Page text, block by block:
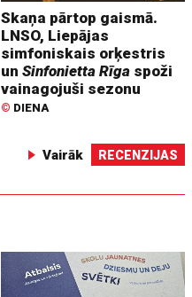
Skaņa pārtop gaismā.
LNSO, Liepājas
simfoniskais orķestris
unSinfonietta Rīga spoži
vainagojuši sezonu
© DIENA
Vairāk RECENZIJAS